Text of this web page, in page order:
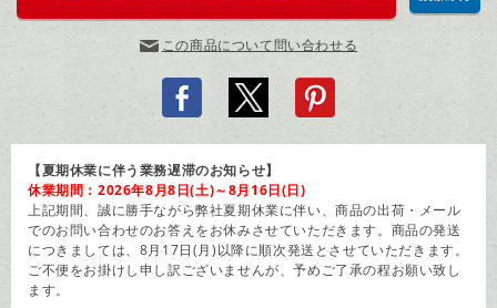
この商品について問い合わせる
【夏期休業に伴う業務遅滞のお知らせ】
休業期間：2026年8月8日(土)～8月16日(日)
上記期間、誠に勝手ながら弊社夏期休業に伴い、商品の出荷・メール
でのお問い合わせのお答えをお休みさせていただきます。商品の発送
につきましては、8月17日(月)以降に順次発送とさせていただきます。
ご不便をお掛けし申し訳ございませんが、予めご了承の程お願い致し
ます。